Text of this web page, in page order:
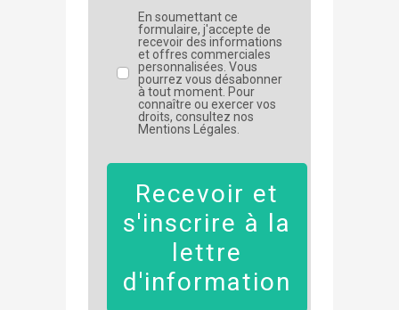
En soumettant ce
formulaire, j'accepte de
recevoir des informations
et offres commerciales
personnalisées. Vous
pourrez vous désabonner
à tout moment. Pour
connaître ou exercer vos
droits, consultez nos
Mentions Légales.
Recevoir et
s'inscrire à la
lettre
d'information